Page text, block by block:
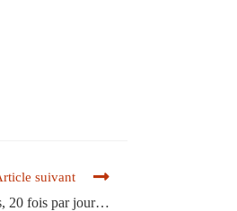
suivant
20 fois par jour…